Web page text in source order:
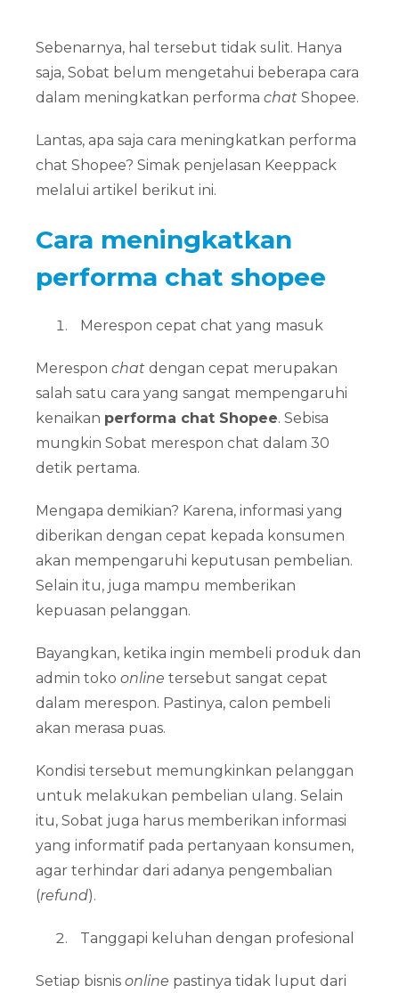
Sebenarnya, hal tersebut tidak sulit. Hanya
saja, Sobat belum mengetahui beberapa cara
dalam meningkatkan performa chat Shopee.
Lantas, apa saja cara meningkatkan performa
chat Shopee? Simak penjelasan Keeppack
melalui artikel berikut ini.
Cara meningkatkan
performa chat shopee
Merespon cepat chat yang masuk
Merespon chat dengan cepat merupakan
salah satu cara yang sangat mempengaruhi
kenaikan performa chat Shopee. Sebisa
mungkin Sobat merespon chat dalam 30
detik pertama.
Mengapa demikian? Karena, informasi yang
diberikan dengan cepat kepada konsumen
akan mempengaruhi keputusan pembelian.
Selain itu, juga mampu memberikan
kepuasan pelanggan.
Bayangkan, ketika ingin membeli produk dan
admin toko online tersebut sangat cepat
dalam merespon. Pastinya, calon pembeli
akan merasa puas.
Kondisi tersebut memungkinkan pelanggan
untuk melakukan pembelian ulang. Selain
itu, Sobat juga harus memberikan informasi
yang informatif pada pertanyaan konsumen,
agar terhindar dari adanya pengembalian
(refund).
Tanggapi keluhan dengan profesional
Setiap bisnis online pastinya tidak luput dari